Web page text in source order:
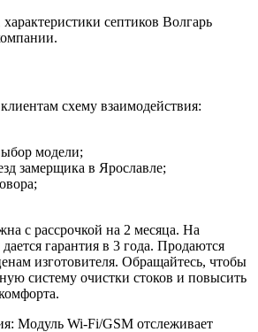
септиков Волгарь
схему взаимодействия:
модели;
замерщика в Ярославле;
с рассрочкой на 2 месяца. На
гарантия в 3 года. Продаются
изготовителя. Обращайтесь, чтобы
систему очистки стоков и повысить
Модуль Wi-Fi/GSM отслеживает